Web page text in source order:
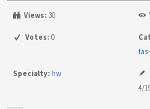
Views: 30
Votes: 0
Specialty: hw
4/